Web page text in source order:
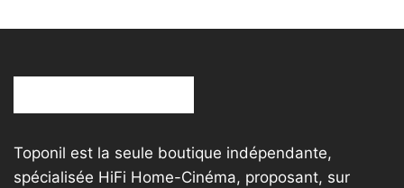
Toponil est la seule boutique indépendante,
spécialisée HiFi Home-Cinéma, proposant, sur